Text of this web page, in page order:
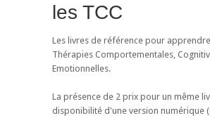
les TCC
Les livres de référence pour
Thérapies Comportementales,
Emotionnelles.
La présence de 2 prix pour un même
disponibilité d'une version numérique